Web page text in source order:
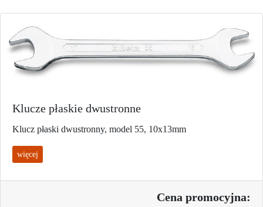
Klucze płaskie dwustronne
Klucz płaski dwustronny, model 55, 10x13mm
więcej
Cena promocyjna: